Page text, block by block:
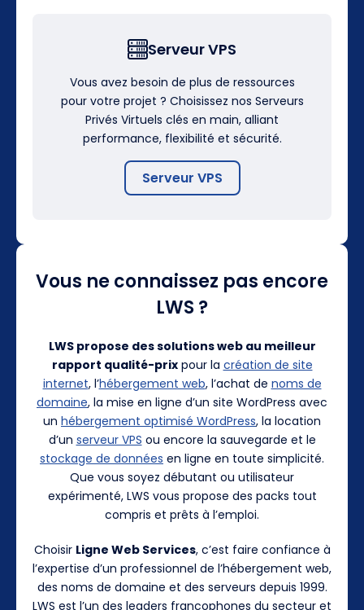
Serveur VPS
Vous avez besoin de plus de ressources
pour votre projet ? Choisissez nos Serveurs
Privés Virtuels clés en main, alliant
performance, flexibilité et sécurité.
Serveur VPS
Vous ne connaissez pas encore
LWS ?
LWS propose des solutions web au meilleur
rapport qualité-prixpour la création de site
internet, l’hébergement web, l’achat de noms de
domaine, la mise en ligne d’un site WordPress avec
un hébergement optimisé WordPress, la location
d’un serveur VPS ou encore la sauvegarde et le
stockage de données en ligne en toute simplicité.
Que vous soyez débutant ou utilisateur
expérimenté, LWS vous propose des packs tout
compris et prêts à l’emploi.
Choisir Ligne Web Services, c’est faire confiance à
l’expertise d’un professionnel de l’hébergement web,
des noms de domaine et des serveurs depuis 1999.
LWS est l’un des leaders francophones du secteur et